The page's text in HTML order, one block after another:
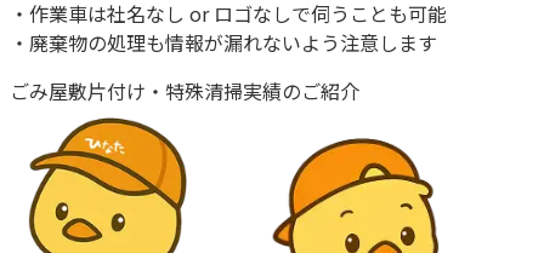
・作業車は社名なし or ロゴなしで伺うことも可能
・廃棄物の処理も情報が漏れないよう注意します
ごみ屋敷片付け・特殊清掃実績のご紹介